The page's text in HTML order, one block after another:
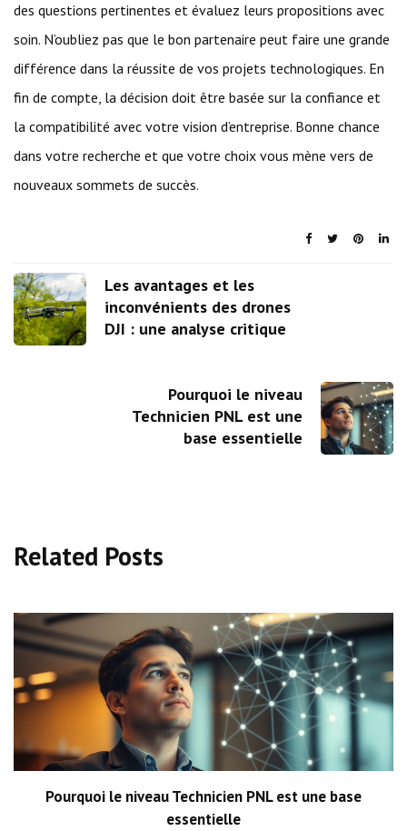
des questions pertinentes et évaluez leurs propositions avec
soin. N’oubliez pas que le bon partenaire peut faire une grande
différence dans la réussite de vos projets technologiques. En
fin de compte, la décision doit être basée sur la confiance et
la compatibilité avec votre vision d’entreprise. Bonne chance
dans votre recherche et que votre choix vous mène vers de
nouveaux sommets de succès.
Les avantages et les
inconvénients des drones
DJI : une analyse critique
Pourquoi le niveau
Technicien PNL est une
base essentielle
Related Posts
Pourquoi le niveau Technicien PNL est une base
essentielle